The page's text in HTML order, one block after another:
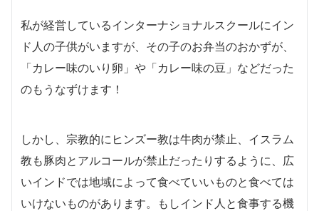
私が経営しているインターナショナルスクールにイン
ド人の子供がいますが、その子のお弁当のおかずが、
「カレー味のいり卵」や「カレー味の豆」などだった
のもうなずけます！
しかし、宗教的にヒンズー教は牛肉が禁止、イスラム
教も豚肉とアルコールが禁止だったりするように、広
いインドでは地域によって食べていいものと食べては
いけないものがあります。もしインド人と食事する機